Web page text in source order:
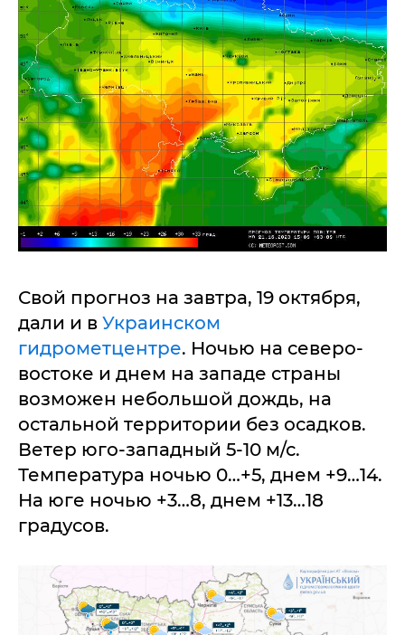
Свой прогноз на завтра, 19 октября,
дали и в Украинском
гидрометцентре. Ночью на северо-
востоке и днем на западе страны
возможен небольшой дождь, на
остальной территории без осадков.
Ветер юго-западный 5-10 м/с.
Температура ночью 0…+5, днем +9…14.
На юге ночью +3…8, днем +13…18
градусов.